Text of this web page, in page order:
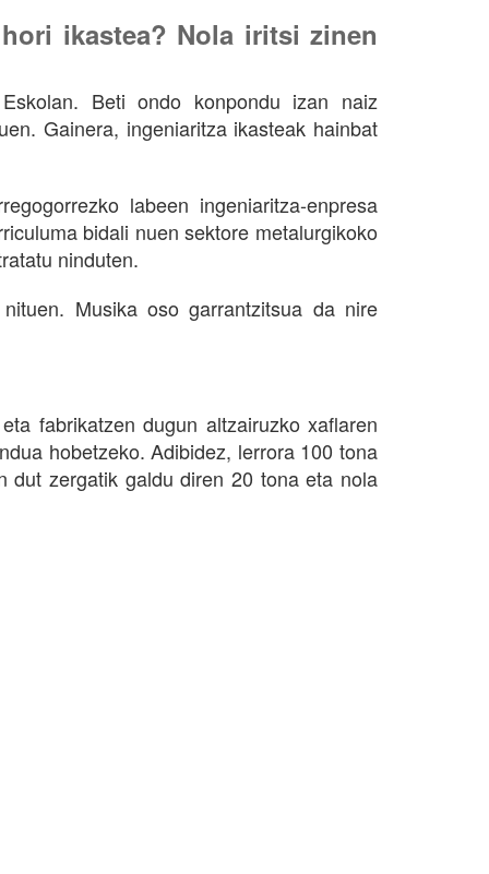
ikastea? Nola iritsi zinen
Beti ondo konpondu izan naiz
Gainera, ingeniaritza ikasteak hainbat
labeen ingeniaritza-enpresa
bidali nuen sektore metalurgikoko
ninduten.
Musika oso garrantzitsua da nire
fabrikatzen dugun altzairuzko xaflaren
hobetzeko. Adibidez, lerrora 100 tona
dut zergatik galdu diren 20 tona eta nola